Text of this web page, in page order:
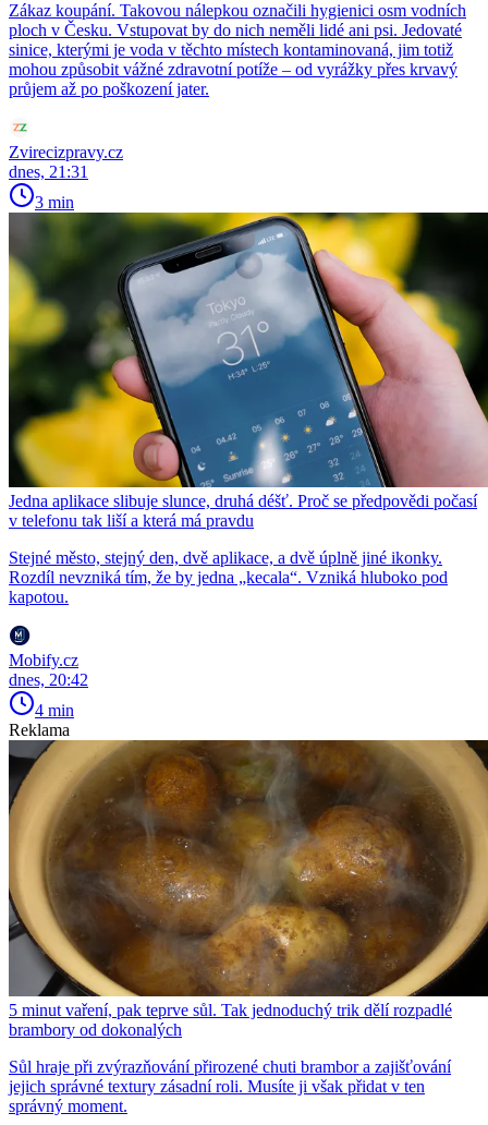
Zákaz koupání. Takovou nálepkou označili hygienici osm vodních
ploch v Česku. Vstupovat by do nich neměli lidé ani psi. Jedovaté
sinice, kterými je voda v těchto místech kontaminovaná, jim totiž
mohou způsobit vážné zdravotní potíže – od vyrážky přes krvavý
průjem až po poškození jater.
Zvirecizpravy.cz
dnes, 21:31
3 min
Jedna aplikace slibuje slunce, druhá déšť. Proč se předpovědi počasí
v telefonu tak liší a která má pravdu
Stejné město, stejný den, dvě aplikace, a dvě úplně jiné ikonky.
Rozdíl nevzniká tím, že by jedna „kecala“. Vzniká hluboko pod
kapotou.
Mobify.cz
dnes, 20:42
4 min
Reklama
5 minut vaření, pak teprve sůl. Tak jednoduchý trik dělí rozpadlé
brambory od dokonalých
Sůl hraje při zvýrazňování přirozené chuti brambor a zajišťování
jejich správné textury zásadní roli. Musíte ji však přidat v ten
správný moment.